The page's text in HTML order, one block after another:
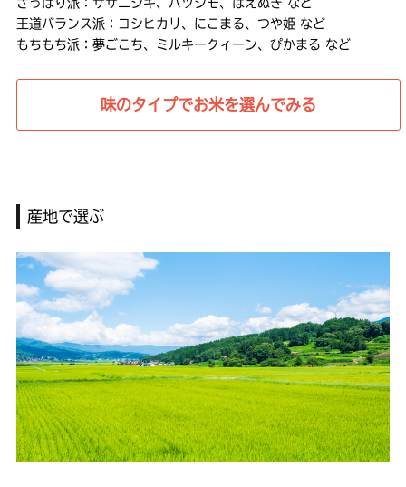
さっぱり派：ササニシキ、ハツシモ、はえぬき など
王道バランス派：コシヒカリ、にこまる、つや姫 など
もちもち派：夢ごこち、ミルキークィーン、ぴかまる など
味のタイプでお米を選んでみる
産地で選ぶ